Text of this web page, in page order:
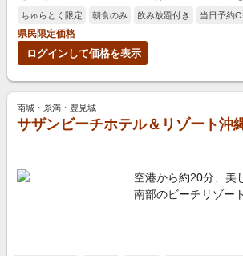
ちゅらとく限定 朝食のみ 飲み放題付き 当日予約
県民限定価格
ログインして価格を表示
南城・糸満・豊見城
サザンビーチホテル＆リゾート沖
空港から約20分、美
南部のビーチリゾート